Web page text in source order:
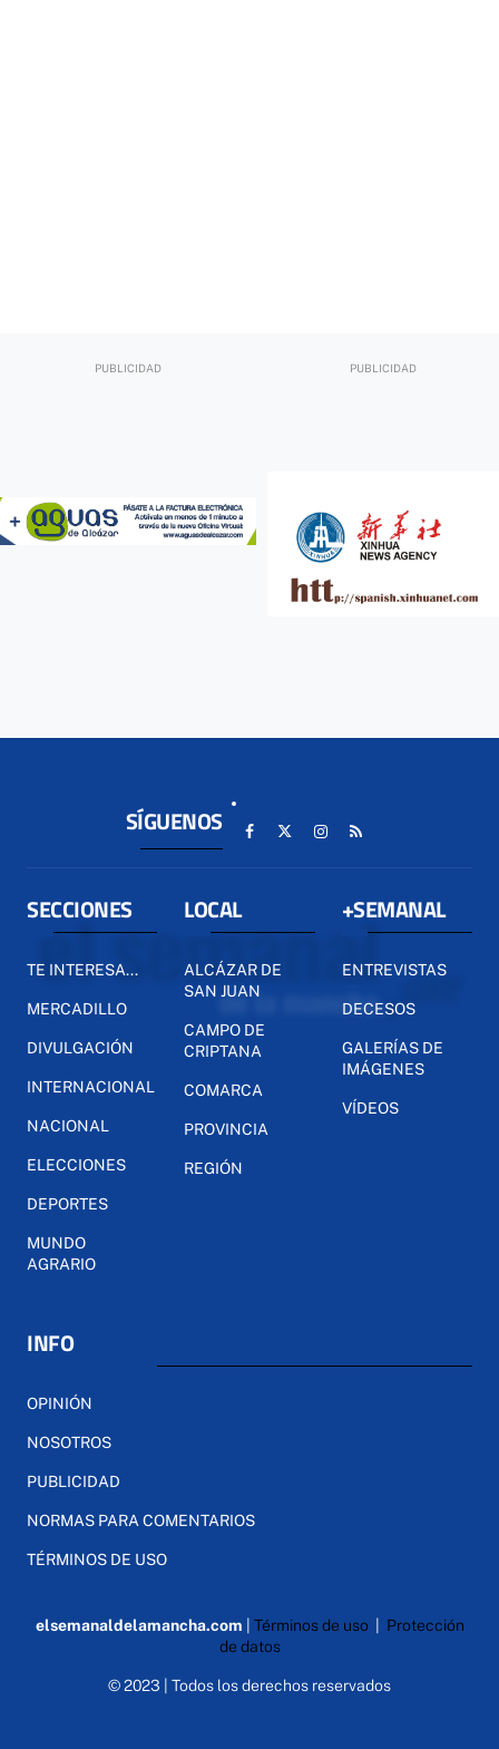
SÍGUENOS
SECCIONES
TE INTERESA...
MERCADILLO
DIVULGACIÓN
INTERNACIONAL
NACIONAL
ELECCIONES
DEPORTES
MUNDO
AGRARIO
LOCAL
ALCÁZAR DE
SAN JUAN
CAMPO DE
CRIPTANA
COMARCA
PROVINCIA
REGIÓN
+SEMANAL
ENTREVISTAS
DECESOS
GALERÍAS DE
IMÁGENES
VÍDEOS
INFO
OPINIÓN
NOSOTROS
PUBLICIDAD
NORMAS PARA COMENTARIOS
TÉRMINOS DE USO
elsemanaldelamancha.com Términos de uso| Protección
de datos
© 2023 | Todos los derechos reservados